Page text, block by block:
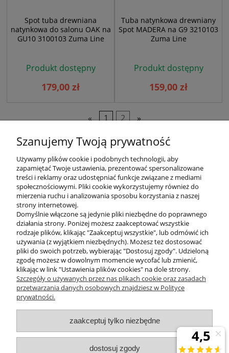
Spot tuba drewniana
natynkowa do salonu OAK na
GU10 3100103 Zuma Line
Produkt dostępny
179,00 zł
Tuba natynkowa drewniany
Spot MADERA na G9 3210103
Zuma Line
Produkt dostępny
159,00 zł
« 1 2 »
KONTAKT
DODATKOWE
MOJE KONTO
INFORMACJE
Szanujemy Twoją prywatność
Używamy plików cookie i podobnych technologii, aby
zapamiętać Twoje ustawienia, prezentować spersonalizowane
treści i reklamy oraz udostępniać funkcje związane z mediami
społecznościowymi. Pliki cookie wykorzystujemy również do
mierzenia ruchu i analizowania sposobu korzystania z naszej
strony internetowej.
Domyślnie włączone są jedynie pliki niezbędne do poprawnego
działania strony. Poniżej możesz zaakceptować wszystkie
rodzaje plików, klikając "Zaakceptuj wszystkie", lub odmówić ich
używania (z wyjątkiem niezbędnych). Możesz też dostosować
pliki do swoich potrzeb, wybierając "Dostosuj zgody". Udzieloną
zgodę możesz w dowolnym momencie wycofać lub zmienić,
klikając w link "Ustawienia plików cookies" na dole strony.
Szczegóły o używanych przez nas plikach cookie oraz zasadach
przetwarzania danych osobowych znajdziesz w Polityce
prywatności.
zaakceptuj tylko niezbędne
dostosuj zgody